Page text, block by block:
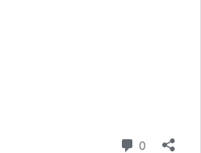
0 コメント